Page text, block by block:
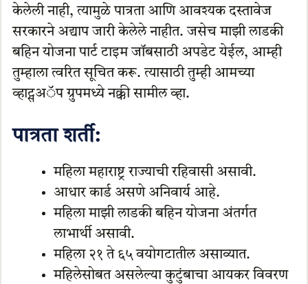
केलेली नाही, त्यामुळे पात्रता आणि आवश्यक दस्तावेज
सरकारने अद्याप जारी केलेले नाहीत. जसेच माझी लाडकी
बहिन योजना पार्ट टाइम जॉबसाठी अपडेट येईल, आम्ही
तुम्हाला त्वरित सूचित करू. त्यासाठी तुम्ही आमच्या
व्हाट्सअॅप ग्रुपमध्ये नक्की सामील व्हा.
पात्रता शर्ती:
महिला महाराष्ट्र राज्याची रहिवासी असावी.
आधार कार्ड असणे अनिवार्य आहे.
महिला माझी लाडकी बहिन योजना अंतर्गत
लाभार्थी असावी.
महिला २१ ते ६५ वयोगटातील असाव्यात.
महिलेसोबत असलेल्या कुटुंबाचा आयकर विवरण